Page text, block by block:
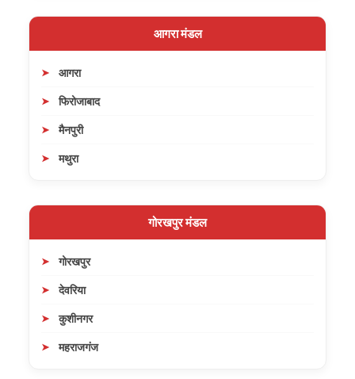
आगरा मंडल
आगरा
फिरोजाबाद
मैनपुरी
मथुरा
गोरखपुर मंडल
गोरखपुर
देवरिया
कुशीनगर
महराजगंज